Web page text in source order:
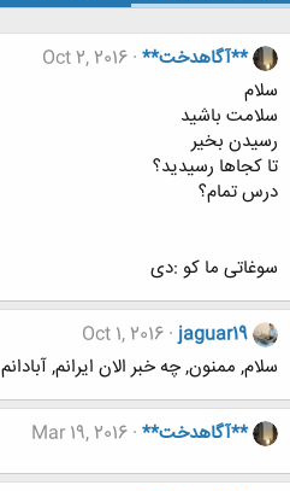
**آگاهدخت** Oct 2, 2016
سلام
سلامت باشید
رسیدن بخیر
تا کجاها رسیدید؟
درس تمام؟
سوغاتی ما کو :دی
jaguar19
Oct 1, 2016
سلام, ممنون, چه خبر الان ایرانم, آبادانم
**آگاهدخت** Mar 19, 2016